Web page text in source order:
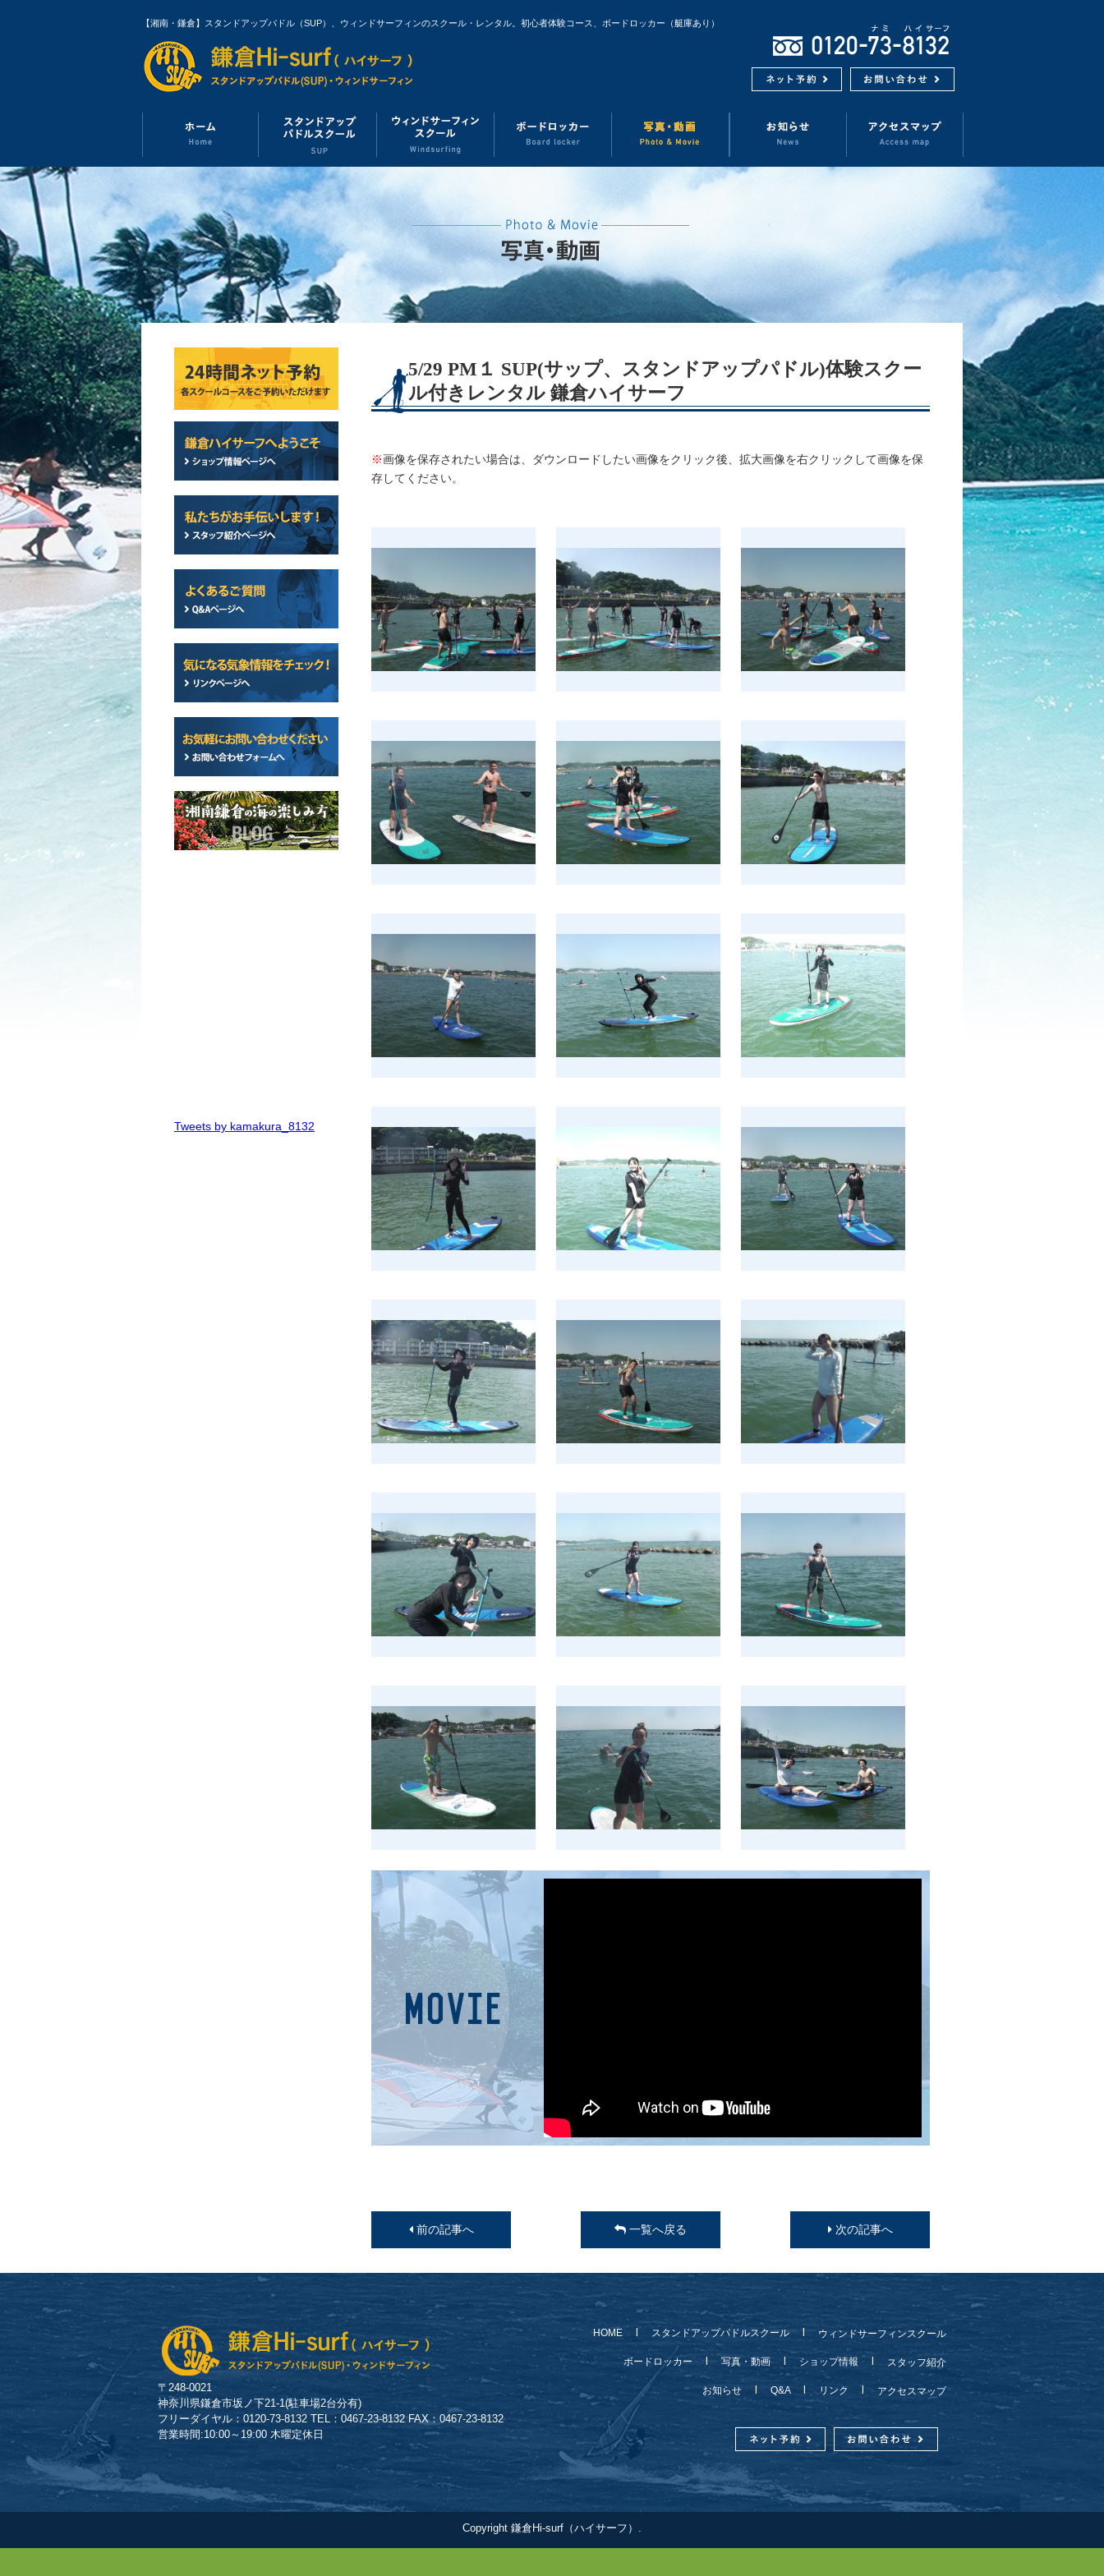
【湘南・鎌倉】スタンドアップパドル（SUP）、ウィンドサーフィンのスクール・レンタル。初心者体験コース、ボードロッカー（艇庫あり）
5/29 PM１ SUP(サップ、スタンドアップパドル)体験スクー
ル付きレンタル 鎌倉ハイサーフ
※画像を保存されたい場合は、ダウンロードしたい画像をクリック後、拡大画像を右クリックして画像を保
存してください。
前の記事へ 一覧へ戻る 次の記事へ
Tweets by kamakura_8132
〒248-0021
神奈川県鎌倉市坂ノ下21-1(駐車場2台分有)
フリーダイヤル：0120-73-8132 TEL：0467-23-8132 FAX：0467-23-8132
営業時間:10:00～19:00 木曜定休日
HOME スタンドアップパドルスクール ウィンドサーフィンスクール
ボードロッカー 写真・動画 ショップ情報 スタッフ紹介
お知らせ Q&A リンク アクセスマップ
Copyright 鎌倉Hi-surf（ハイサーフ）.